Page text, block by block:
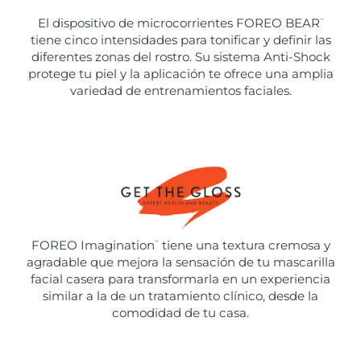
El dispositivo de microcorrientes FOREO BEAR ™
tiene cinco intensidades para tonificar y definir las
diferentes zonas del rostro. Su sistema Anti-Shock
protege tu piel y la aplicación te ofrece una amplia
variedad de entrenamientos faciales.
FOREO Imagination ™
tiene una textura cremosa y
agradable que mejora la sensación de tu mascarilla
facial casera para transformarla en un experiencia
similar a la de un tratamiento clínico, desde la
comodidad de tu casa.